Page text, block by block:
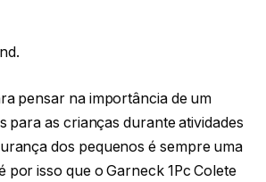
pensar na importância de um
para as crianças durante atividades
dos pequenos é sempre uma
por isso que o Garneck 1Pc Colete